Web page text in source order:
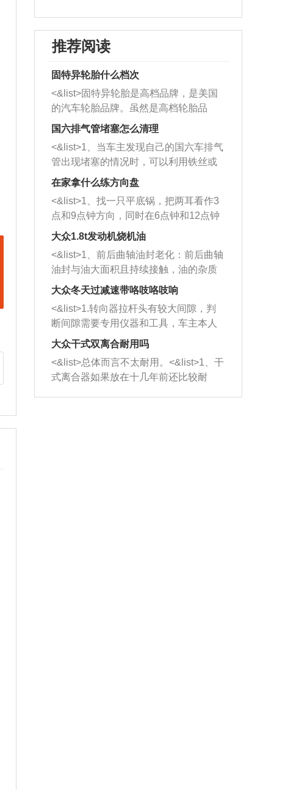
推荐阅读
固特异轮胎什么档次
<&list>固特异轮胎是高档品牌，是美国
的汽车轮胎品牌。虽然是高档轮胎品
牌，但是中高低端的轮胎都有生产，这
也是为了更好的开拓市场。
国六排气管堵塞怎么清理
<&list>1、当车主发现自己的国六车排气
管出现堵塞的情况时，可以利用铁丝或
者是细棍，直接将杂物给取出来，如果
堵塞情况比较严重，也可以采取应急措
施。 <&list>2、直接利用木棍将所有的
杂物推到排气管里面的位置处，然后将
三元催化器拆解开，就可以将堵塞的东
西取出来。但如果是因为积碳过多引起
的堵塞，就需要将三元催化器泡在草酸
洗剂对堵塞的情况得到解决，将清洗剂
放在燃油箱中，与燃油混合后，车辆启
动时，就可以和汽油一起进入到燃烧
室，最后形成废气排出，就可以让三元
催化器得到清洗，排气管堵塞的情况就
能够得到解决。
在家拿什么练方向盘
<&list>1、找一只平底锅，把两耳看作3
点和9点钟方向，同时在6点钟和12点钟
方向做一个标记。 <&list>2、双手握住
一圈半的练习，往右同样也要打相同的
圈数。 <&list>3、最后强调要反复练
习，这样就可以形成肌肉记忆，在真实
驾驶车辆时，不需要记忆也能打好方
向。
大众1.8t发动机烧机油
<&list>1、前后曲轴油封老化：前后曲轴
油封与油大面积且持续接触，油的杂质
和发动机内持续温度变化使其密封效果
逐渐减弱，导致渗油或漏油。<&list>2、
活塞间隙过大：积碳会使活塞环与缸体
的间隙扩大，导致机油流入燃烧室中，
造成烧机油。<&list>3、机油粘度。使用
机油粘度过小的话，同样会有烧机油现
象，机油粘度过小具有很好的流动性，
大众冬天过减速带咯吱咯吱响
<&list>1.转向器拉杆头有较大间隙，判
断间隙需要专用仪器和工具，车主本人
无法制作，需要将车辆送到修理厂或4s
店；<&list>2.车辆半轴套管防尘罩破
裂，破裂后会出现漏油现象，使半轴磨
损严重，磨损的半轴容易损坏，产生异
响；<&list>3.稳定器的转向胶套和球头
大众干式双离合耐用吗
<&list>总体而言不太耐用。<&list>1、干
式离合器如果放在十几年前还比较耐